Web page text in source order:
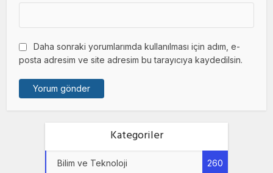
Daha sonraki yorumlarımda kullanılması için adım, e-
posta adresim ve site adresim bu tarayıcıya kaydedilsin.
Kategoriler
Bilim ve Teknoloji 260